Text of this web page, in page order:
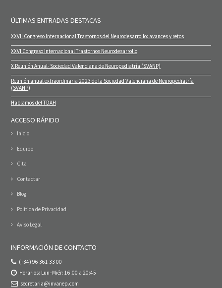
ÚLTIMAS ENTRADAS DESTACAS
XXVII Congreso Internacional Trastornos del Neurodesarrollo: avances y retos
XXVI Congreso Internacional Trastornos Neurodesarrollo
X Reunión Anual- Sociedad Valenciana de Neuropediatría (SVANP)
Reunión anual extraordinaria 2023 de la Sociedad Valenciana de Neuropediatría
(SVANP)
Hablamos del TDAH
ACCESO RÁPIDO
Inicio
Equipo
Cita
Contactar
Blog
Política de Privacidad
Aviso Legal
INFORMACIÓN DE CONTACTO
(+34) 96 361 33 00
Horarios: Lun–Miér: 16:00 a 20:45
secretaria@invanep.com